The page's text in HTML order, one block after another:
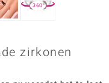
360°
zirkonen